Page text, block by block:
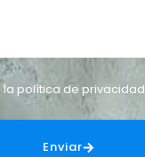
la política de privacidad
Enviar